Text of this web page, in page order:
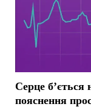
Серце б’ється
пояснення